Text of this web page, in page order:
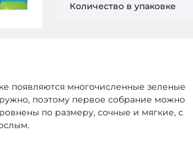
Количество в упаковке
появляются многочисленные зеленые
поэтому первое собрание можно
по размеру, сочные и мягкие, с